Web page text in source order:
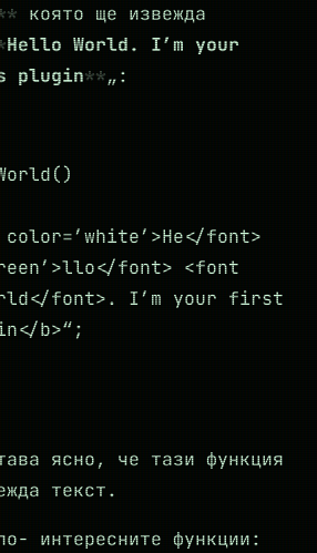
която ще извежда
Hello World. I’m your
plugin
„:
font>
font> <font
font>. I’m your first
b>“;
ясно, че тази функция
текст.
интересните функции: